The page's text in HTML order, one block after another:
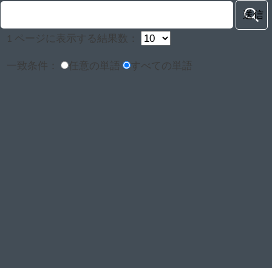
1 ページに表示する結果数：
一致条件： 任意の単語 すべての単語